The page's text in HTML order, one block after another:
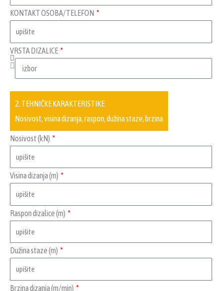
KONTAKT OSOBA/TELEFON
VRSTA DIZALICE
2. TEHNIČKE KARAKTERISTIKE
Nosivost, visina dizanja, raspon, dužina staze, brzina
Nosivost (kN)
Visina dizanja (m)
Raspon dizalice (m)
Dužina staze (m)
Brzina dizanja (m/min)